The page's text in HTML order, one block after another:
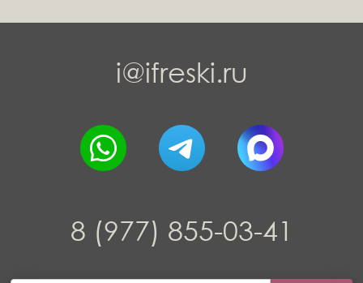
i@ifreski.ru
8 (977) 855-03-41